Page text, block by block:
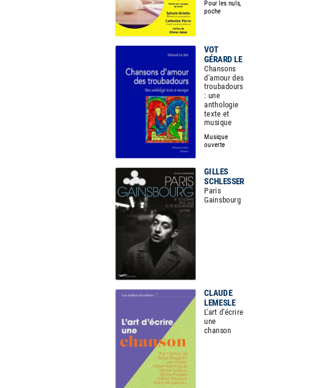
Pour les nuls,
poche
VOT
GÉRARD LE
Chansons
d'amour des
troubadours
: une
anthologie
texte et
musique
Musique
ouverte
GILLES
SCHLESSER
Paris
Gainsbourg
CLAUDE
LEMESLE
L'art d'écrire
une
chanson